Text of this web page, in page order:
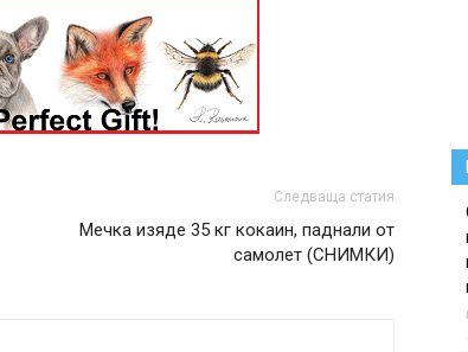
Следваща статия
Мечка изяде 35 кг кокаин, паднали от
самолет (СНИМКИ)